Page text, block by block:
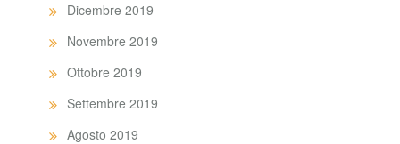
Dicembre 2019
Novembre 2019
Ottobre 2019
Settembre 2019
Agosto 2019